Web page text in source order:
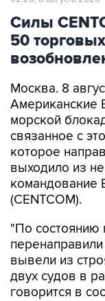
Силы
50
Москва. 8
Американские
морской
связанное с
которое
выходило из
(CENTCOM).
"По состоянию
вывели из
двух судов в
говорится в